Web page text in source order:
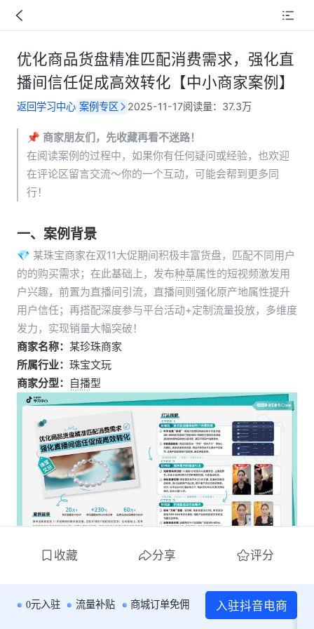
优化商品货盘精准匹配消费需求，强化直
播间信任促成高效转化【中小商家案例】
返回学习中心 案例专区 2025-11-17阅读量： 37.3万
📌 商家朋友们，先收藏再看不迷路！
在阅读案例的过程中，如果你有任何疑问或经验，也欢迎
在评论区留言交流～你的一个互动，可能会帮到更多同
行！
一、 案例背景
💎 某珠宝商家在双11大促期间积极丰富货盘，匹配不同用户
的的购买需求；在此基础上，发布种草属性的短视频激发用
户兴趣，前置为直播间引流，直播间则强化原产地属性提升
用户信任；再搭配深度参与平台活动+定制流量投放，多维度
发力，实现销量大幅突破！
商家名称： 某珍珠商家
所属行业： 珠宝文玩
商家分型： 自播型
单场直播支付GMV较日常场
收藏 分享 评分
0元入驻 流量补贴 商城订单免佣 入驻抖音电商